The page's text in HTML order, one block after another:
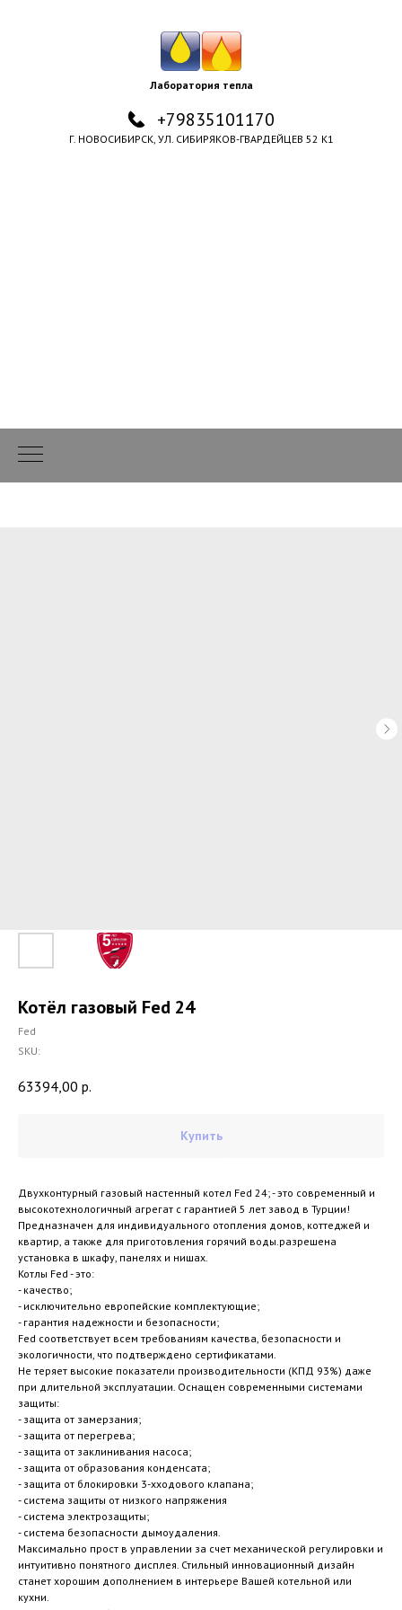
Лаборатория тепла
+79835101170
Г. НОВОСИБИРСК, УЛ. СИБИРЯКОВ-ГВАРДЕЙЦЕВ 52 К1
Котёл газовый Fed 24
Fed
SKU:
63394,00 р.
Купить
Двухконтурный газовый настенный котел Fed 24; - это современный и
высокотехнологичный агрегат с гарантией 5 лет завод в Турции!
Предназначен для индивидуального отопления домов, коттеджей и
квартир, а также для приготовления горячий воды.разрешена
установка в шкафу, панелях и нишах.
Котлы Fed - это:
- качество;
- исключительно европейские комплектующие;
- гарантия надежности и безопасности;
Fed соответствует всем требованиям качества, безопасности и
экологичности, что подтверждено сертификатами.
Не теряет высокие показатели производительности (КПД 93%) даже
при длительной эксплуатации. Оснащен современными системами
защиты:
- защита от замерзания;
- защита от перегрева;
- защита от заклинивания насоса;
- защита от образования конденсата;
- защита от блокировки 3-хходового клапана;
- система защиты от низкого напряжения
- система электрозащиты;
- система безопасности дымоудаления.
Максимально прост в управлении за счет механической регулировки и
интуитивно понятного дисплея. Стильный инновационный дизайн
станет хорошим дополнением в интерьере Вашей котельной или
кухни.